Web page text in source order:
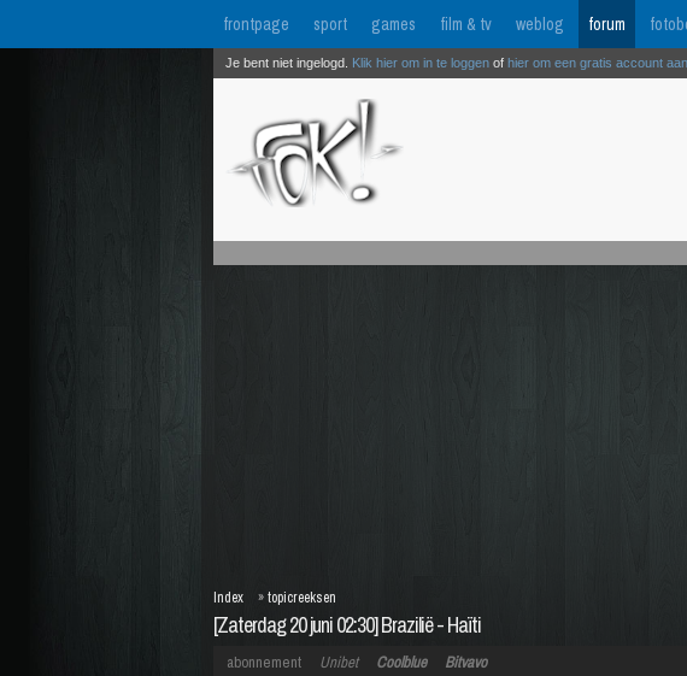
frontpage sport games film & tv weblog forum
Je bent niet ingelogd. Klik hier om in te loggen of hier om een gratis account
[Zaterdag 20 juni 02:30] Brazilië - Haïti
Index »topicreeksen
abonnement Unibet Coolblue Bitvavo